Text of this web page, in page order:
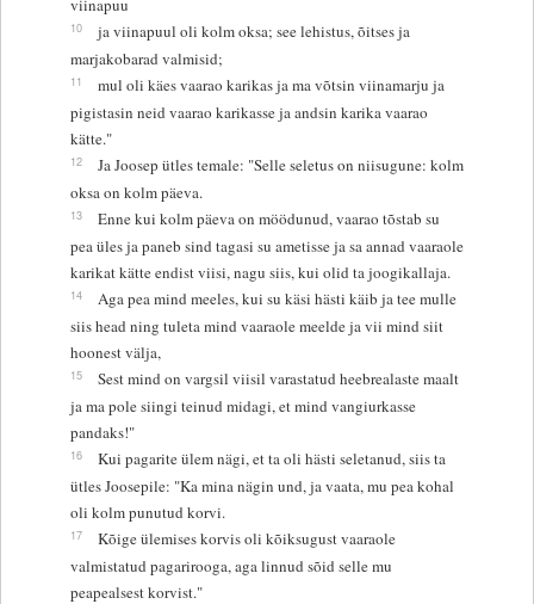
10
ja viinapuul oli kolm oksa; see lehistus, õitses ja
marjakobarad valmisid;
11
mul oli käes vaarao karikas ja ma võtsin viinamarju ja
pigistasin neid vaarao karikasse ja andsin karika vaarao
kätte."
12
Ja Joosep ütles temale: "Selle seletus on niisugune: kolm
oksa on kolm päeva.
13
Enne kui kolm päeva on möödunud, vaarao tõstab su
pea üles ja paneb sind tagasi su ametisse ja sa annad vaaraole
karikat kätte endist viisi, nagu siis, kui olid ta joogikallaja.
14
Aga pea mind meeles, kui su käsi hästi käib ja tee mulle
siis head ning tuleta mind vaaraole meelde ja vii mind siit
hoonest välja,
15
Sest mind on vargsil viisil varastatud heebrealaste maalt
ja ma pole siingi teinud midagi, et mind vangiurkasse
pandaks!"
16
Kui pagarite ülem nägi, et ta oli hästi seletanud, siis ta
ütles Joosepile: "Ka mina nägin und, ja vaata, mu pea kohal
oli kolm punutud korvi.
17
Kõige ülemises korvis oli kõiksugust vaaraole
valmistatud pagarirooga, aga linnud sõid selle mu
peapealsest korvist."